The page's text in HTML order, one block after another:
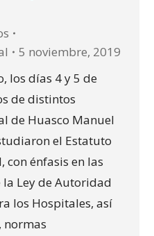
5 noviembre, 2019
los días 4 y 5 de
de distintos
de Huasco Manuel
el Estatuto
énfasis en las
Ley de Autoridad
los Hospitales, así
normas